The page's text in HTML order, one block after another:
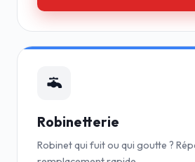
Robinetterie
Robinet qui fuit ou qui goutte ?